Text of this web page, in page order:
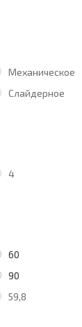
Механическое
Слайдерное
4
60
90
59,8